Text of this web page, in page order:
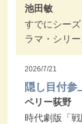
池田敏
すでにシー
ラマ・シリ
2026/7/21
隠し目付参
ペリー荻野
時代劇版「